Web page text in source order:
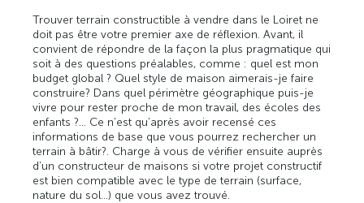
Trouver terrain constructible à vendre dans le Loiret ne
doit pas être votre premier axe de réflexion. Avant, il
convient de répondre de la façon la plus pragmatique qui
soit à des questions préalables, comme : quel est mon
budget global ? Quel style de maison aimerais-je faire
construire? Dans quel périmètre géographique puis-je
vivre pour rester proche de mon travail, des écoles des
enfants ?... Ce n’est qu’après avoir recensé ces
informations de base que vous pourrez rechercher un
terrain à bâtir?. Charge à vous de vérifier ensuite auprès
d’un constructeur de maisons si votre projet constructif
est bien compatible avec le type de terrain (surface,
nature du sol…) que vous avez trouvé.